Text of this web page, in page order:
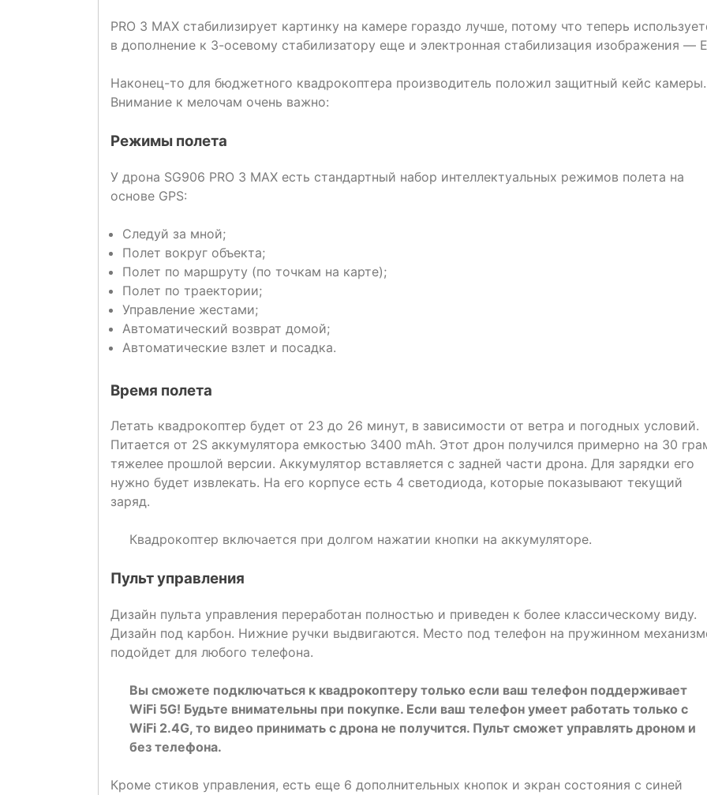
PRO 3 MAX стабилизирует картинку на камере гораздо лучше, потому что теперь
в дополнение к 3-осевому стабилизатору еще и электронная стабилизация изображения —
Наконец-то для бюджетного квадрокоптера производитель положил защитный кейс камеры.
Внимание к мелочам очень важно:
Режимы полета
У дрона SG906 PRO 3 MAX есть стандартный набор интеллектуальных режимов полета на
основе GPS:
Следуй за мной;
Полет вокруг объекта;
Полет по маршруту (по точкам на карте);
Полет по траектории;
Управление жестами;
Автоматический возврат домой;
Автоматические взлет и посадка.
Время полета
Летать квадрокоптер будет от 23 до 26 минут, в зависимости от ветра и погодных условий.
Питается от 2S аккумулятора емкостью 3400 mAh. Этот дрон получился примерно на 30
тяжелее прошлой версии. Аккумулятор вставляется с задней части дрона. Для зарядки его
нужно будет извлекать. На его корпусе есть 4 светодиода, которые показывают текущий
заряд.
Квадрокоптер включается при долгом нажатии кнопки на аккумуляторе.
Пульт управления
Дизайн пульта управления переработан полностью и приведен к более классическому виду.
Дизайн под карбон. Нижние ручки выдвигаются. Место под телефон на пружинном
подойдет для любого телефона.
Вы сможете подключаться к квадрокоптеру только если ваш телефон поддерживает
WiFi 5G! Будьте внимательны при покупке. Если ваш телефон умеет работать только с
WiFi 2.4G, то видео принимать с дрона не получится. Пульт сможет управлять дроном и
без телефона.
Кроме стиков управления, есть еще 6 дополнительных кнопок и экран состояния с синей